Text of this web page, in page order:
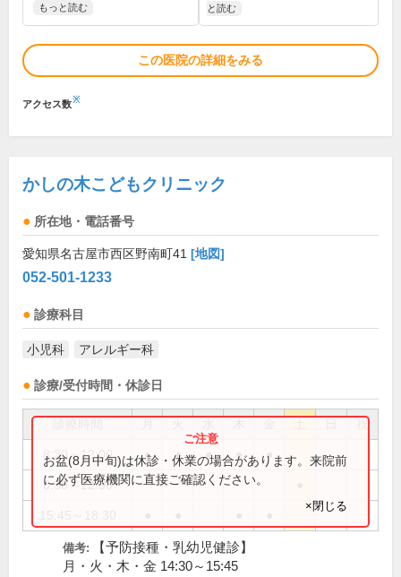
もっと読む
と読む
この医院の詳細をみる
アクセス数※
かしの木こどもクリニック
所在地・電話番号
愛知県名古屋市西区野南町41 [地図]
052-501-1233
診療科目
小児科 アレルギー科
診療/受付時間・休診日
祝
8:30～12:00 ● ● ● ● ●
8:30～12:30
お盆(8月中旬)は休診・休業の場合があります。来院前
に必ず医療機関に直接ご確認ください。
×閉じる
備考:
【予防接種・乳幼児健診】
月・火・木・金 14:30～15:45